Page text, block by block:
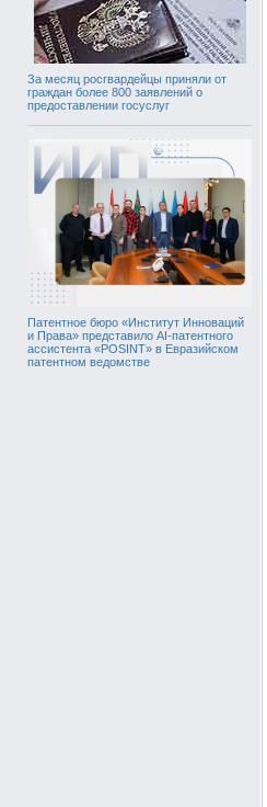
За месяц росгвардейцы приняли от
граждан более 800 заявлений о
предоставлении госуслуг
Патентное бюро «Институт Инноваций
и Права» представило AI-патентного
ассистента «POSINT» в Евразийском
патентном ведомстве